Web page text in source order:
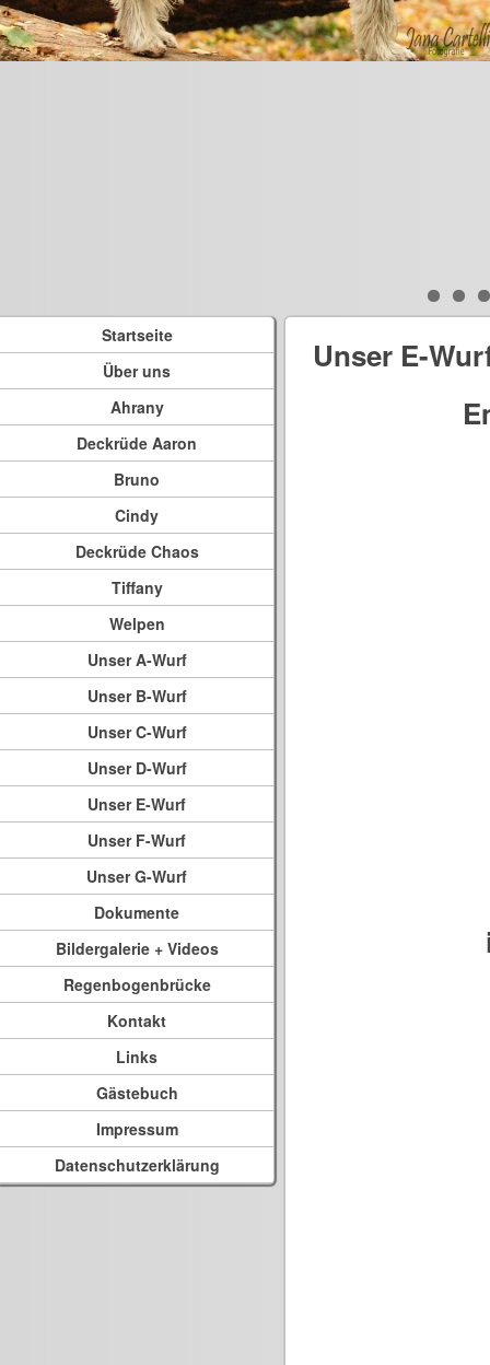
Startseite
Über uns
Ahrany
Deckrüde Aaron
Bruno
Cindy
Deckrüde Chaos
Tiffany
Welpen
Unser A-Wurf
Unser B-Wurf
Unser C-Wurf
Unser D-Wurf
Unser E-Wurf
Unser F-Wurf
Unser G-Wurf
Dokumente
Bildergalerie + Videos
Regenbogenbrücke
Kontakt
Links
Gästebuch
Impressum
Datenschutzerklärung
Unser E-